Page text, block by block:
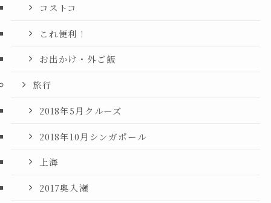
コストコ
これ便利！
お出かけ・外ご飯
旅行
2018年5月クルーズ
2018年10月シンガポール
上海
2017奥入瀬